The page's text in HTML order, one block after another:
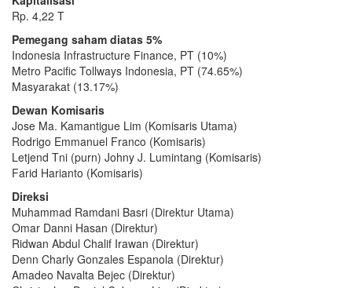
Rp. 4,22 T
Pemegang saham diatas 5%
Indonesia Infrastructure Finance, PT (10%)
Metro Pacific Tollways Indonesia, PT (74.65%)
Masyarakat (13.17%)
Dewan Komisaris
Jose Ma. Kamantigue Lim (Komisaris Utama)
Rodrigo Emmanuel Franco (Komisaris)
Letjend Tni (purn) Johny J. Lumintang (Komisaris)
Farid Harianto (Komisaris)
Direksi
Muhammad Ramdani Basri (Direktur Utama)
Omar Danni Hasan (Direktur)
Ridwan Abdul Chalif Irawan (Direktur)
Denn Charly Gonzales Espanola (Direktur)
Amadeo Navalta Bejec (Direktur)